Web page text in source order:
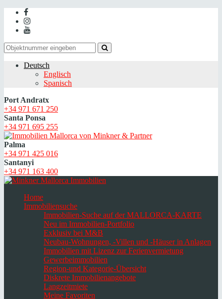
Deutsch
Englisch
Spanisch
Port Andratx
+34 971 671 250
Santa Ponsa
+34 971 695 255
Palma
+34 971 425 016
Santanyi
+34 971 163 400
Home
Immobiliensuche
Immobilien-Suche auf der MALLORCA-KARTE
Neu im Immobilien-Portfolio
Exklusiv bei M&B
Neubau-Wohnungen, -Villen und -Häuser in Anlagen
Immobilien mit Lizenz zur Ferienvermietung
Gewerbeimmobilien
Region-und Kategorie-Übersicht
Diskrete Immobilienangebote
Langzeitmiete
Meine Favoriten